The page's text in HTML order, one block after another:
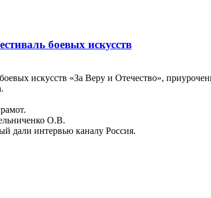
боевых искусств
искусств «За Веру и Отечество»,
О.В.
дали интервью каналу Россия.